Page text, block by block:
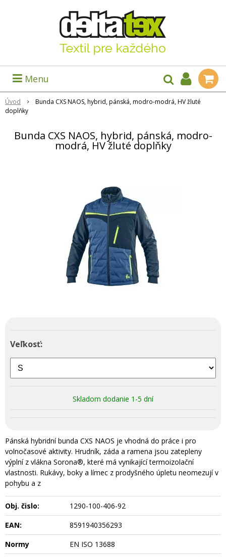
Menu
Úvod
Bunda CXS NAOS, hybrid, pánská, modro-modrá, HV žluté
doplňky
Bunda CXS NAOS, hybrid, pánská, modro-
modrá, HV žluté doplňky
Veľkosť:
Skladom dodanie 1-5 dní
Pánská hybridní bunda CXS NAOS je vhodná do práce i pro
volnočasové aktivity. Hrudník, záda a ramena jsou zatepleny
výplní z vlákna Sorona®, které má vynikající termoizolační
vlastnosti. Rukávy, boky a límec z prodyšného úpletu neomezují v
pohybu a z
Obj. čislo:
1290-100-406-92
EAN:
8591940356293
Normy
EN ISO 13688